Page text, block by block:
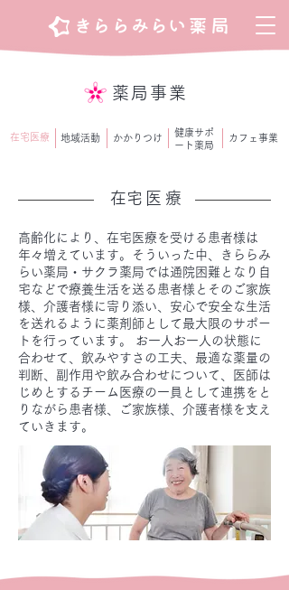
薬局事業
在宅医療 地域活動 かかりつけ
健康サポ
ート薬局
カフェ事業
​在宅医療
高齢化により、在宅医療を受ける患者様は
年々増えています。そういった中、きららみ
らい薬局・サクラ薬局では通院困難となり自
宅などで療養生活を送る患者様とそのご家族
様、介護者様に寄り添い、安心で安全な生活
を送れるように薬剤師として最大限のサポー
トを行っています。 お一人お一人の状態に
合わせて、飲みやすさの工夫、最適な薬量の
判断、副作用や飲み合わせについて、医師は
じめとするチーム医療の一員として連携をと
りながら患者様、ご家族様、介護者様を支え
ていきます。